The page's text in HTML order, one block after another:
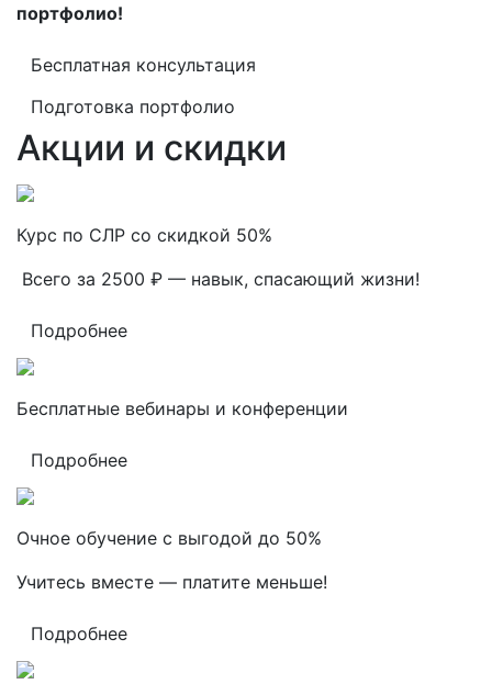
портфолио!
Бесплатная консультация
Подготовка портфолио
Акции и скидки
Курс по СЛР со скидкой 50%
Всего за 2500 ₽ — навык, спасающий жизни!
Подробнее
Бесплатные вебинары и конференции
Подробнее
Очное обучение с выгодой до 50%
Учитесь вместе — платите меньше!
Подробнее